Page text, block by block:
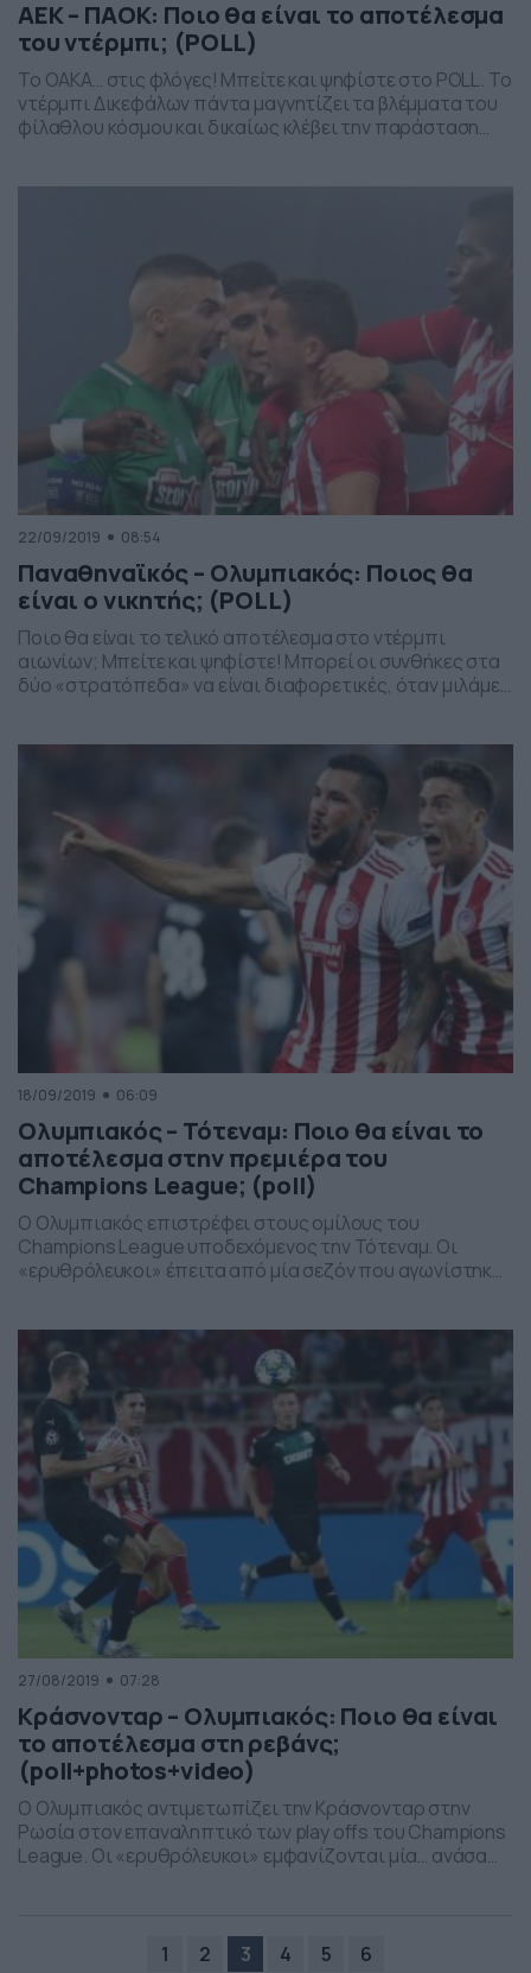
ΑΕΚ – ΠΑΟΚ: Ποιο θα είναι το αποτέλεσμα
του ντέρμπι; (POLL)
Το ΟΑΚΑ… στις φλόγες! Μπείτε και ψηφίστε στο POLL. Το
ντέρμπι Δικεφάλων πάντα μαγνητίζει τα βλέμματα του
φίλαθλου κόσμου και δικαίως κλέβει την παράσταση
22/09/2019 08:54
Παναθηναϊκός – Ολυμπιακός: Ποιος θα
είναι ο νικητής; (POLL)
Ποιο θα είναι το τελικό αποτέλεσμα στο ντέρμπι
αιωνίων; Μπείτε και ψηφίστε! Μπορεί οι συνθήκες στα
δύο «στρατόπεδα» να είναι διαφορετικές, όταν μιλάμε
πρώτη τους φετινή «μάχη» απόψε στο ΟΑΚΑ (20:30,
Novasports1), με την κάθε ομάδα να θέλει τη […]
18/09/2019 06:09
Ολυμπιακός – Τότεναμ: Ποιο θα είναι το
αποτέλεσμα στην πρεμιέρα του
Champions League; (poll)
Ο Ολυμπιακός επιστρέφει στους ομίλους του
Champions League υποδεχόμενος την Τότεναμ. Οι
«ερυθρόλευκοι» έπειτα από μία σεζόν που αγωνίστηκαν
«συγκρότημα» του Πέδρο Μαρτίνς αντιμετωπίζει το
απόγευμα της Τετάρτης (18/9) στις 19:55 την Τότεναμ
στο «Γ. Καραϊσκάκης» στην πρεμιέρα του 2ου ομίλου. […]
27/08/2019 07:28
Κράσνονταρ – Ολυμπιακός: Ποιο θα είναι
το αποτέλεσμα στη ρεβάνς;
(poll+photos+video)
Ο Ολυμπιακός αντιμετωπίζει την Κράσνονταρ στην
Ρωσία στον επαναληπτικό των play offs του Champions
League. Οι «ερυθρόλευκοι» εμφανίζονται μία… ανάσα
νίκη 4-0 στον πρώτο αγώνα που έγινε στο «Γ.
1 2 3 4 5 6